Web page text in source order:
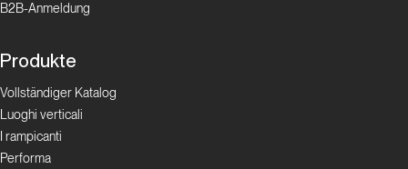
B2B-Anmeldung
Produkte
Vollständiger Katalog
Luoghi verticali
I rampicanti
Performa